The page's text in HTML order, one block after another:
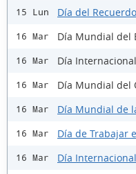
15 Lun Día del
16 Mar Día Mundial del
16 Mar Día
16 Mar Día Mundial del
16 Mar Día Mundial de
16 Mar Día de Trabajar
16 Mar Día